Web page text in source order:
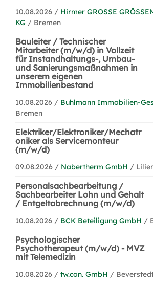
10.08.2026 / Hirmer GROSSE
KG / Bremen
Bauleiter / Technischer
Mitarbeiter (m/w/d) in Vollzeit
für Instandhaltungs-, Umbau-
und Sanierungsmaßnahmen in
unserem eigenen
Immobilienbestand
10.08.2026 / Buhlmann Immobilien-
Bremen
Elektriker/Elektroniker/Mechatr
oniker als Servicemonteur
(m/w/d)
09.08.2026 / Nabertherm GmbH /
Personalsachbearbeitung /
Sachbearbeiter Lohn und Gehalt
/ Entgeltabrechnung (m/w/d)
10.08.2026 / BCK Beteiligung GmbH /
Psychologischer
Psychotherapeut (m/w/d) - MVZ
mit Telemedizin
10.08.2026 / tw.con. GmbH /